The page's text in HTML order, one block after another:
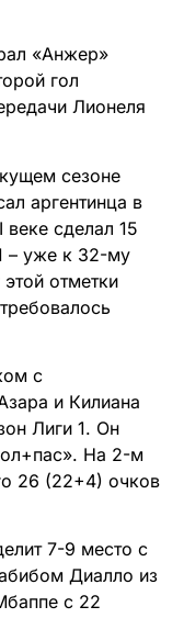
«Анжер»
гол
Лионеля
сезоне
аргентинца в
сделал 15
– уже к 32-му
отметки
с
и Килиана
Лиги 1. Он
На 2-м
26 (22+4) очков
7-9 место с
Диалло из
с 22